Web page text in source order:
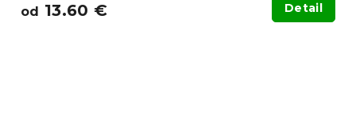
od 13.60 € Detail